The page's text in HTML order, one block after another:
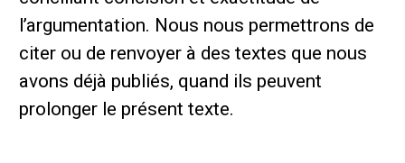
l’argumentation. Nous nous permettrons de
citer ou de renvoyer à des textes que nous
avons déjà publiés, quand ils peuvent
prolonger le présent texte.